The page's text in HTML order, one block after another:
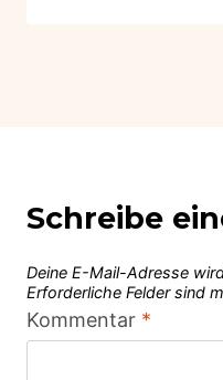
Schreibe
Deine E-Mail-Adresse
Erforderliche Felder sind
Kommentar *